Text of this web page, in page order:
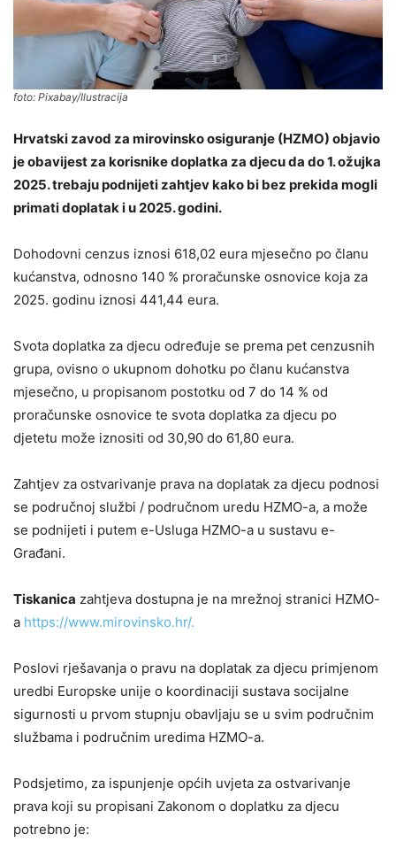
foto: Pixabay/Ilustracija
Hrvatski zavod za mirovinsko osiguranje (HZMO) objavio
je obavijest za korisnike doplatka za djecu da do 1. ožujka
2025. trebaju podnijeti zahtjev kako bi bez prekida mogli
primati doplatak i u 2025. godini.
Dohodovni cenzus iznosi 618,02 eura mjesečno po članu
kućanstva, odnosno 140 % proračunske osnovice koja za
2025. godinu iznosi 441,44 eura.
Svota doplatka za djecu određuje se prema pet cenzusnih
grupa, ovisno o ukupnom dohotku po članu kućanstva
mjesečno, u propisanom postotku od 7 do 14 % od
proračunske osnovice te svota doplatka za djecu po
djetetu može iznositi od 30,90 do 61,80 eura.
Zahtjev za ostvarivanje prava na doplatak za djecu podnosi
se područnoj službi / područnom uredu HZMO-a, a može
se podnijeti i putem e-Usluga HZMO-a u sustavu e-
Građani.
Tiskanica zahtjeva dostupna je na mrežnoj stranici HZMO-
a https://www.mirovinsko.hr/.
Poslovi rješavanja o pravu na doplatak za djecu primjenom
uredbi Europske unije o koordinaciji sustava socijalne
sigurnosti u prvom stupnju obavljaju se u svim područnim
službama i područnim uredima HZMO-a.
Podsjetimo, za ispunjenje općih uvjeta za ostvarivanje
prava koji su propisani Zakonom o doplatku za djecu
potrebno je: